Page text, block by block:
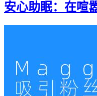
安心助眠：在喧